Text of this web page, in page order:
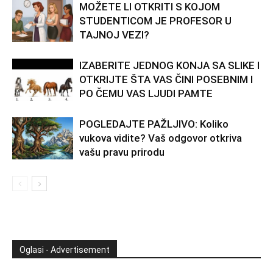
MOŽETE LI OTKRITI S KOJOM
STUDENTICOM JE PROFESOR U
TAJNOJ VEZI?
IZABERITE JEDNOG KONJA SA SLIKE I
OTKRIJTE ŠTA VAS ČINI POSEBNIM I
PO ČEMU VAS LJUDI PAMTE
POGLEDAJTE PAŽLJIVO: Koliko
vukova vidite? Vaš odgovor otkriva
vašu pravu prirodu
Oglasi - Advertisement